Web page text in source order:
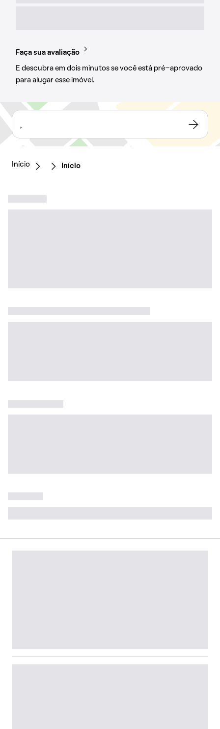
Faça sua avaliação
E descubra em dois minutos se você está pré-aprovado
para alugar esse imóvel.
,
Início Início